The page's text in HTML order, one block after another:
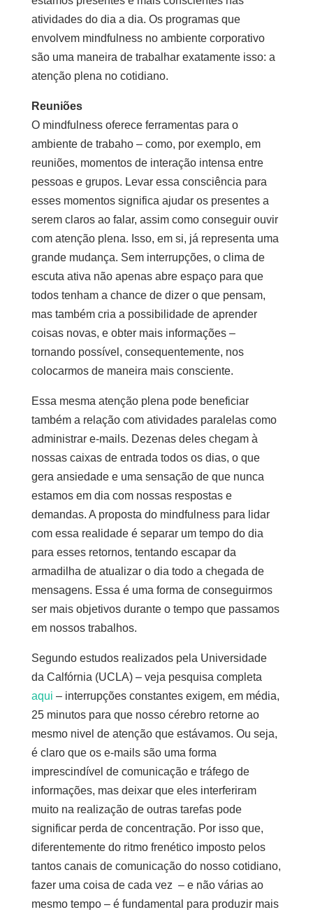
atividades do dia a dia. Os programas que
envolvem mindfulness no ambiente corporativo
são uma maneira de trabalhar exatamente isso: a
atenção plena no cotidiano.
Reuniões
O mindfulness oferece ferramentas para o
ambiente de trabaho – como, por exemplo, em
reuniões, momentos de interação intensa entre
pessoas e grupos. Levar essa consciência para
esses momentos significa ajudar os presentes a
serem claros ao falar, assim como conseguir ouvir
com atenção plena. Isso, em si, já representa uma
grande mudança. Sem interrupções, o clima de
escuta ativa não apenas abre espaço para que
todos tenham a chance de dizer o que pensam,
mas também cria a possibilidade de aprender
coisas novas, e obter mais informações –
tornando possível, consequentemente, nos
colocarmos de maneira mais consciente.
Essa mesma atenção plena pode beneficiar
também a relação com atividades paralelas como
administrar e-mails. Dezenas deles chegam à
nossas caixas de entrada todos os dias, o que
gera ansiedade e uma sensação de que nunca
estamos em dia com nossas respostas e
demandas. A proposta do mindfulness para lidar
com essa realidade é separar um tempo do dia
para esses retornos, tentando escapar da
armadilha de atualizar o dia todo a chegada de
mensagens. Essa é uma forma de conseguirmos
ser mais objetivos durante o tempo que passamos
em nossos trabalhos.
Segundo estudos realizados pela Universidade
da Calfórnia (UCLA) – veja pesquisa completa
aqui – interrupções constantes exigem, em média,
25 minutos para que nosso cérebro retorne ao
mesmo nivel de atenção que estávamos. Ou seja,
é claro que os e-mails são uma forma
imprescindível de comunicação e tráfego de
informações, mas deixar que eles interferiram
muito na realização de outras tarefas pode
significar perda de concentração. Por isso que,
diferentemente do ritmo frenético imposto pelos
tantos canais de comunicação do nosso cotidiano,
fazer uma coisa de cada vez – e não várias ao
mesmo tempo – é fundamental para produzir mais